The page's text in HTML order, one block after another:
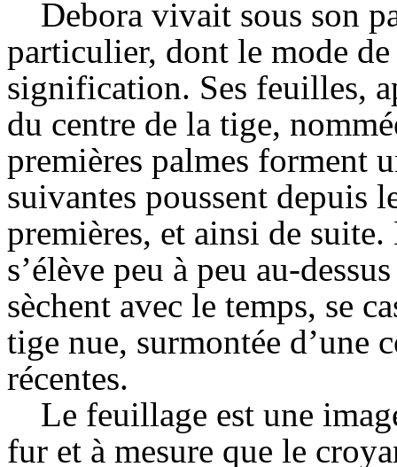
Debora vivait sous son
particulier, dont le mode
signification. Ses feuilles,
du centre de la tige,
premières palmes forment
suivantes poussent depuis
premières, et ainsi de
s’élève peu à peu au-
sèchent avec le temps, se
tige nue, surmontée d’une
récentes.
Le feuillage est une
fur et à mesure que le